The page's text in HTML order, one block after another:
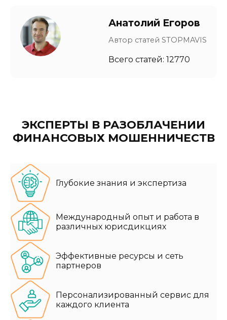
Анатолий Егоров
Автор статей STOPMAVIS
Всего статей: 12770
ЭКСПЕРТЫ В РАЗОБЛАЧЕНИИ
ФИНАНСОВЫХ МОШЕННИЧЕСТВ
Глубокие знания и экспертиза
Международный опыт и работа в
различных юрисдикциях
Эффективные ресурсы и сеть
партнеров
Персонализированный сервис для
каждого клиента